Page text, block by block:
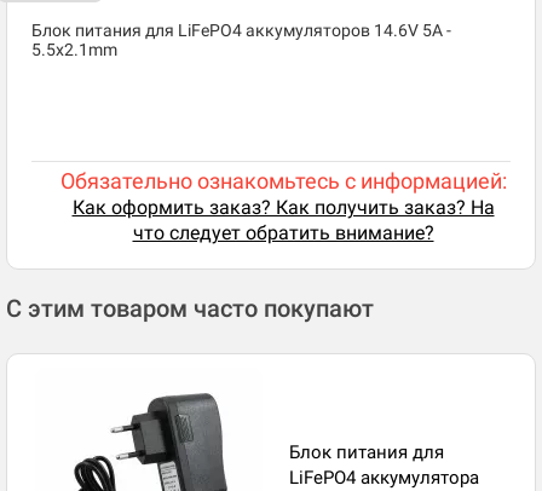
Блок питания для LiFePO4 аккумуляторов 14.6V 5A -
5.5x2.1mm
Обязательно ознакомьтесь с информацией:
Как оформить заказ? Как получить заказ? На
что следует обратить внимание?
С этим товаром часто покупают
Блок питания для
LiFePO4 аккумулятора